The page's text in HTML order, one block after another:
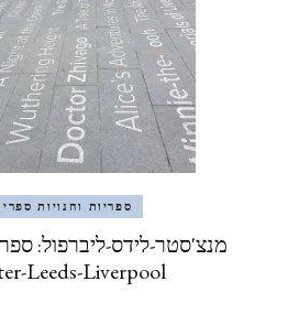
ספריות וחנויות
מנצ'סטר-לידס-ליברפול:
Leeds-Liverpool